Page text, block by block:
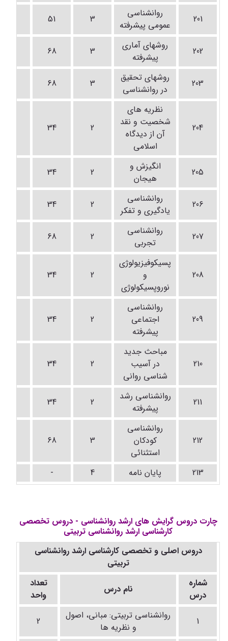
201
روانشناسی
عمومی پیشرفته
3
51
202
روشهای آماری
پیشرفته
3
68
203
روشهای تحقیق
در روانشناسی
3
68
204
نظریه های
شخصیت و نقد
آن از دیدگاه
اسلامی
2
34
205
انگیزش و
هیجان
2
34
206
روانشناسی
یادگیری و تفکر
2
34
207
روانشناسی
تجربی
2
68
208
پسیکوفیزیولوژی
و
نوروپسیکولوژی
2
34
209
روانشناسی
اجتماعی
پیشرفته
2
34
210
مباحث جدید
در آسیب
شناسی روانی
2
34
211
روانشناسی رشد
پیشرفته
2
34
212
روانشناسی
کودکان
استثنائی
3
68
213 پایان نامه 4
-
چارت دروس گرایش های ارشد روانشناسی - دروس تخصصی
کارشناسی ارشد روانشناسی تربیتی
دروس اصلی و تخصصی کارشناسی ارشد روانشناسی
تربیتی
شماره
درس
نام درس
تعداد
واحد
1
روانشناسی تربیتی: مبانی، اصول
و نظریه ها
2